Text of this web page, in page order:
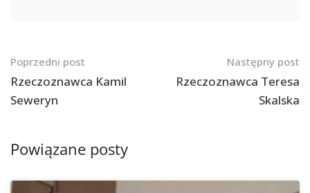
Nawigacja
po
postach
Poprzedni post
Rzeczoznawca Kamil
Seweryn
Następny post
Rzeczoznawca Teresa
Skalska
Powiązane posty